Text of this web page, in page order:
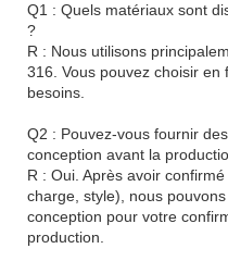
Q1 : Quels matériaux sont
?
R : Nous utilisons
316. Vous pouvez choisir
besoins.
Q2 : Pouvez-vous fournir
conception avant la
R : Oui. Après avoir
charge, style), nous
conception pour votre
production.